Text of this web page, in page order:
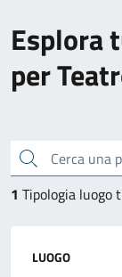
Esplora
per
Cerca una parola chiave
1 Tipologia luogo
Categoria:
LUOGO